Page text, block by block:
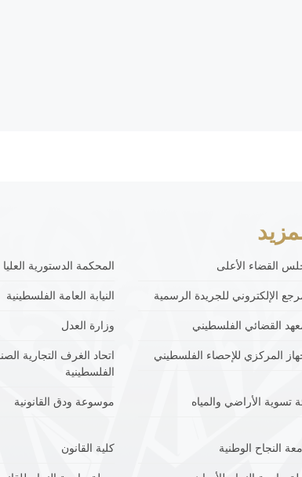
القضاء الأعلى المحكمة الدستورية العليا
الإلكتروني للجريدة الرسمية النيابة العامة الفلسطينية
القضائي الفلسطيني وزارة العدل
المركزي للإحصاء الفلسطيني
اتحاد الغرف التجارية
الفلسطينية
تسوية الأراضي والمياه موسوعة ودق القانونية
النجاح الوطنية كلية القانون